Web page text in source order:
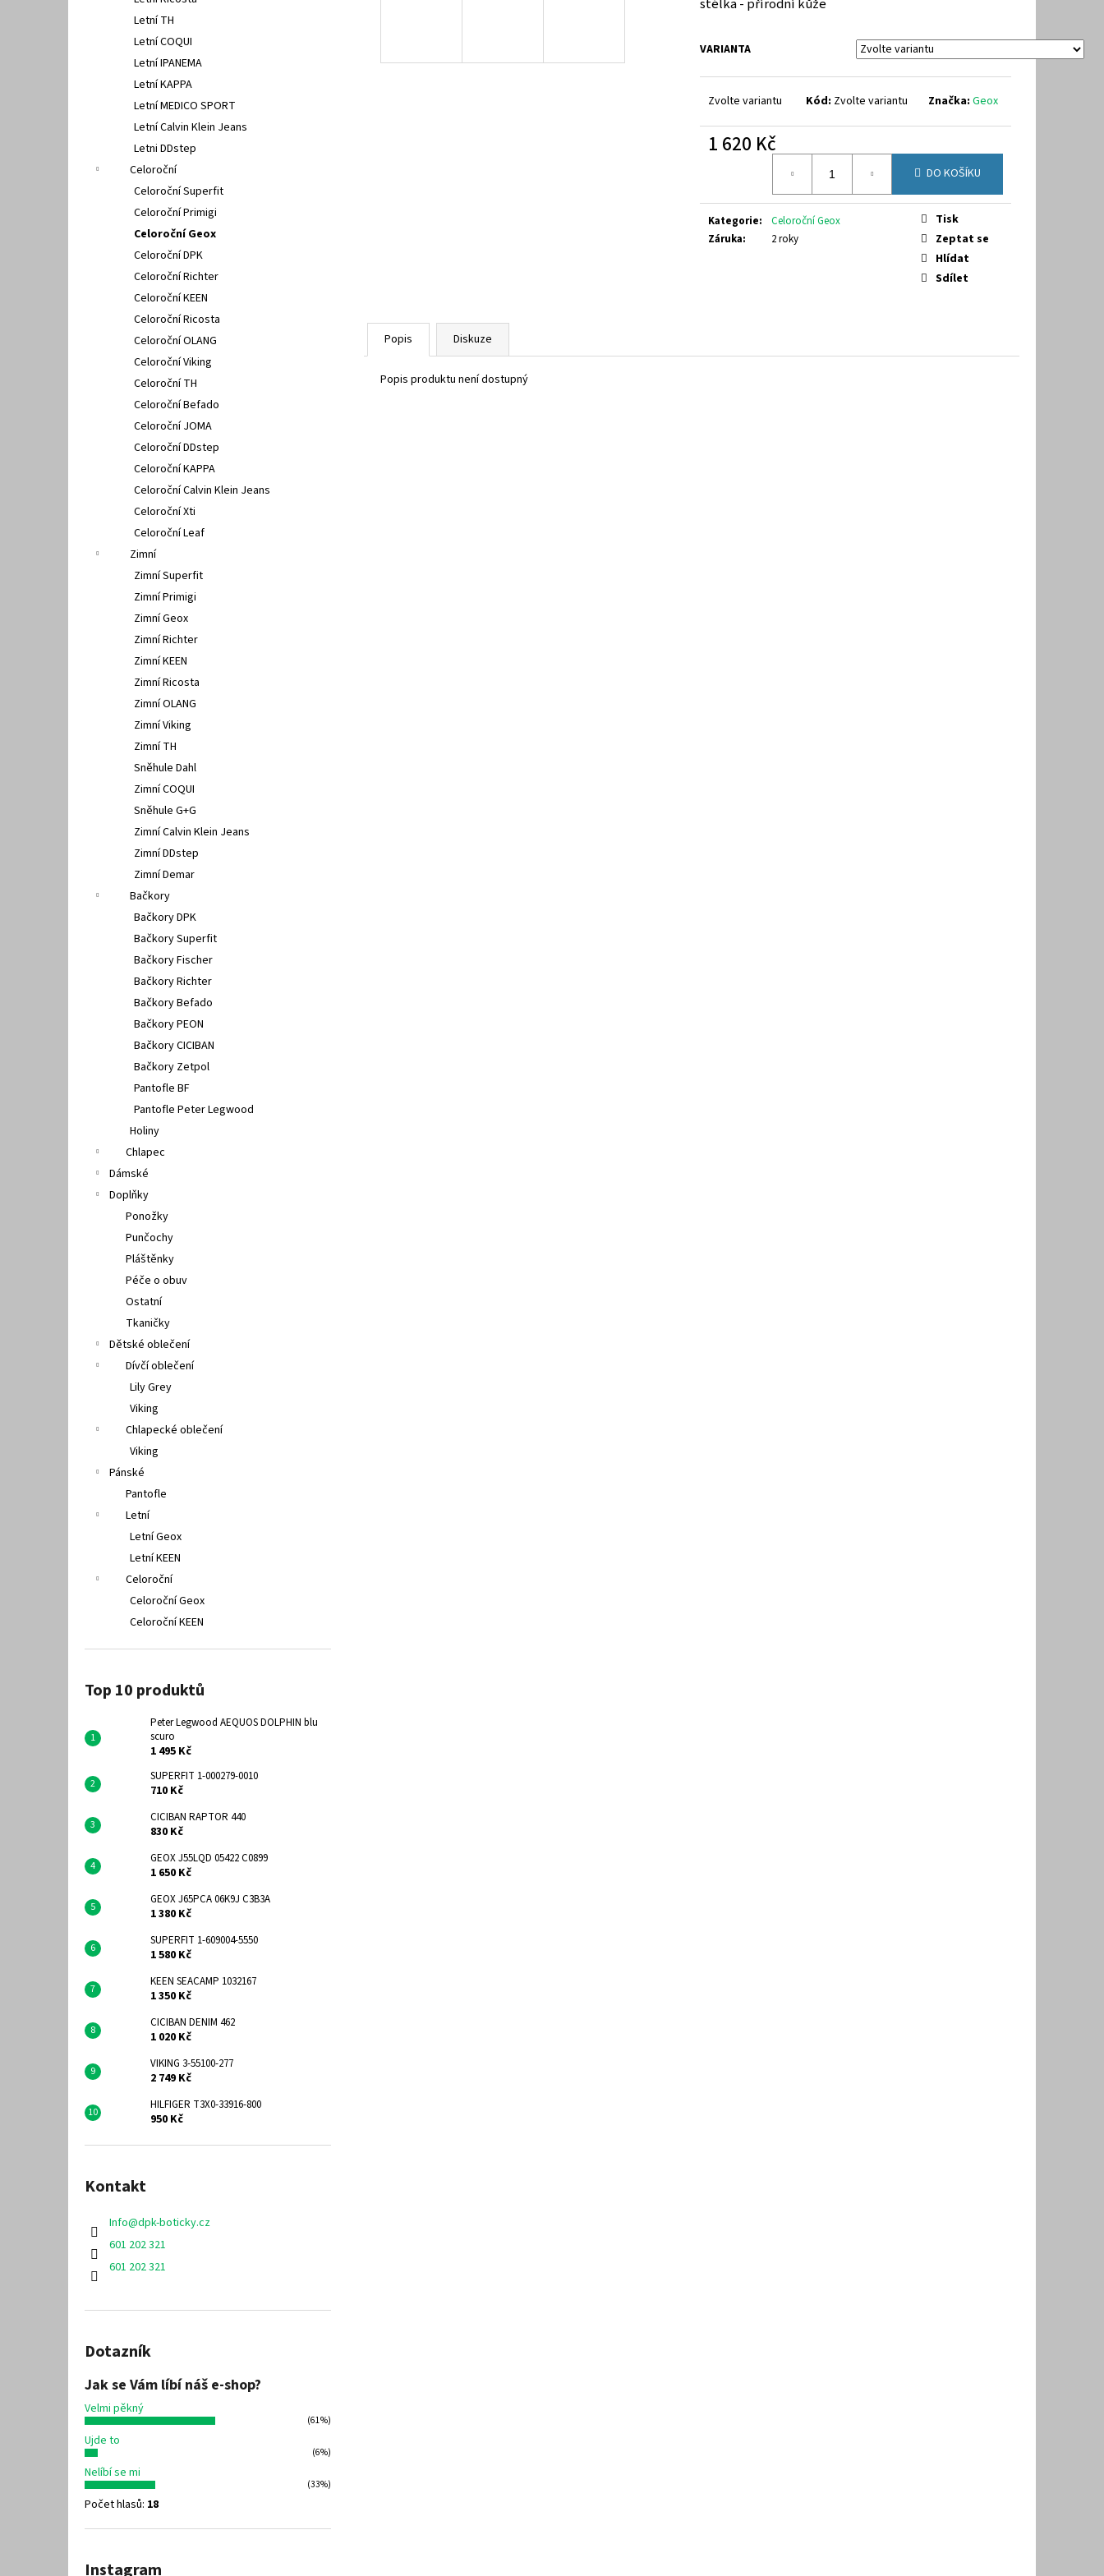
Letní TH
Letní COQUI
Letní IPANEMA
Letní KAPPA
Letní MEDICO SPORT
Letní Calvin Klein Jeans
Letni DDstep
Celoroční
Celoroční Superfit
Celoroční Primigi
Celoroční Geox
Celoroční DPK
Celoroční Richter
Celoroční KEEN
Celoroční Ricosta
Celoroční OLANG
Celoroční Viking
Celoroční TH
Celoroční Befado
Celoroční JOMA
Celoroční DDstep
Celoroční KAPPA
Celoroční Calvin Klein Jeans
Celoroční Xti
Celoroční Leaf
Zimní
Zimní Superfit
Zimní Primigi
Zimní Geox
Zimní Richter
Zimní KEEN
Zimní Ricosta
Zimní OLANG
Zimní Viking
Zimní TH
Sněhule Dahl
Zimní COQUI
Sněhule G+G
Zimní Calvin Klein Jeans
Zimní DDstep
Zimní Demar
Bačkory
Bačkory DPK
Bačkory Superfit
Bačkory Fischer
Bačkory Richter
Bačkory Befado
Bačkory PEON
Bačkory CICIBAN
Bačkory Zetpol
Pantofle BF
Pantofle Peter Legwood
Holiny
Chlapec
Dámské
Doplňky
Ponožky
Punčochy
Pláštěnky
Péče o obuv
Ostatní
Tkaničky
Dětské oblečení
Dívčí oblečení
Lily Grey
Viking
Chlapecké oblečení
Viking
Pánské
Pantofle
Letní
Letní Geox
Letní KEEN
Celoroční
Celoroční Geox
Celoroční KEEN
Top 10 produktů
Peter Legwood AEQUOS DOLPHIN blu
scuro
1 495 Kč
SUPERFIT 1-000279-0010
710 Kč
CICIBAN RAPTOR 440
830 Kč
GEOX J55LQD 05422 C0899
1 650 Kč
GEOX J65PCA 06K9J C3B3A
1 380 Kč
SUPERFIT 1-609004-5550
1 580 Kč
KEEN SEACAMP 1032167
1 350 Kč
CICIBAN DENIM 462
1 020 Kč
VIKING 3-55100-277
2 749 Kč
HILFIGER T3X0-33916-800
950 Kč
Kontakt
Info@dpk-boticky.cz
601 202 321
601 202 321
Dotazník
Jak se Vám líbí náš e-shop?
Velmi pěkný
(61%)
Ujde to
(6%)
Nelíbí se mi
(33%)
Počet hlasů: 18
Instagram
VARIANTA
Zvolte variantu Kód: Zvolte variantu Značka:Geox
1 620 Kč
DO KOŠÍKU
Kategorie:
Celoroční Geox
Záruka: 2 roky
Tisk
Zeptat se
Hlídat
Sdílet
Popis Diskuze
Popis produktu není dostupný
1 495 Kč